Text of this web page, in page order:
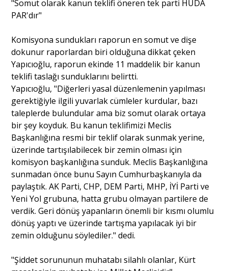
"Somut olarak kanun teklifi öneren tek parti HÜDA
PAR'dır"
Komisyona sundukları raporun en somut ve dişe
dokunur raporlardan biri olduğuna dikkat çeken
Yapıcıoğlu, raporun ekinde 11 maddelik bir kanun
teklifi taslağı sunduklarını belirtti.
Yapıcıoğlu, "Diğerleri yasal düzenlemenin yapılması
gerektiğiyle ilgili yuvarlak cümleler kurdular, bazı
taleplerde bulundular ama biz somut olarak ortaya
bir şey koyduk. Bu kanun teklifimizi Meclis
Başkanlığına resmi bir teklif olarak sunmak yerine,
üzerinde tartışılabilecek bir zemin olması için
komisyon başkanlığına sunduk. Meclis Başkanlığına
sunmadan önce bunu Sayın Cumhurbaşkanıyla da
paylaştık. AK Parti, CHP, DEM Parti, MHP, İYİ Parti ve
Yeni Yol grubuna, hatta grubu olmayan partilere de
verdik. Geri dönüş yapanların önemli bir kısmı olumlu
dönüş yaptı ve üzerinde tartışma yapılacak iyi bir
zemin olduğunu söylediler." dedi.
"Şiddet sorununun muhatabı silahlı olanlar, Kürt